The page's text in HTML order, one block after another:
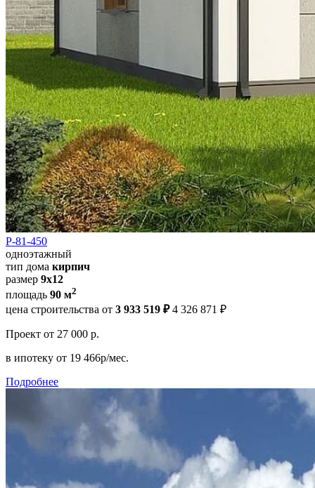
Р-81-450
одноэтажный
тип дома кирпич
размер 9х12
площадь 90 м2
цена строительства от 3 933 519 ₽ 4 326 871 ₽
Проект от 27 000 р.
в ипотеку от 19 466р/мес.
Подробнее